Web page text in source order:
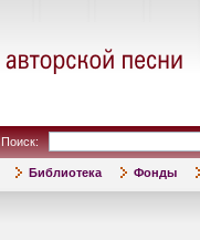
Поиск:
Библиотека Фонды